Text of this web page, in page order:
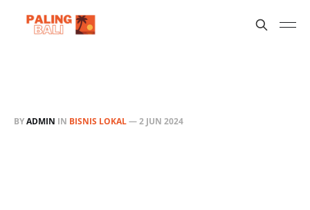
BYADMIN IN BISNIS LOKAL—2 JUN 2024